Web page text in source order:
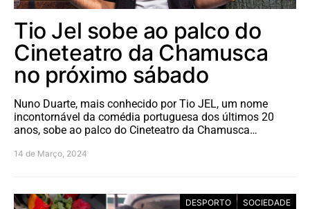
Tio Jel sobe ao palco do
Cineteatro da Chamusca
no próximo sábado
Nuno Duarte, mais conhecido por Tio JEL, um nome
incontornável da comédia portuguesa dos últimos 20
anos, sobe ao palco do Cineteatro da Chamusca…
14 de Março, 2024
DESPORTO SOCIEDADE